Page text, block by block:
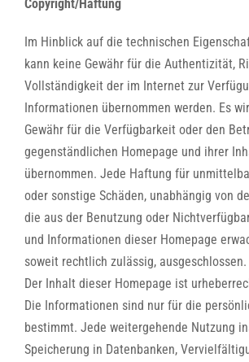
Copyright/Haftung
Im Hinblick auf die technischen
kann keine Gewähr für die Authentizität,
Vollständigkeit der im Internet zur
Informationen übernommen werden. Es
Gewähr für die Verfügbarkeit oder den
gegenständlichen Homepage und ihrer
übernommen. Jede Haftung für
oder sonstige Schäden, unabhängig von
die aus der Benutzung oder
und Informationen dieser Homepage
soweit rechtlich zulässig, ausgeschlossen.
Der Inhalt dieser Homepage ist
Die Informationen sind nur für die
bestimmt. Jede weitergehende Nutzung
Speicherung in Datenbanken,